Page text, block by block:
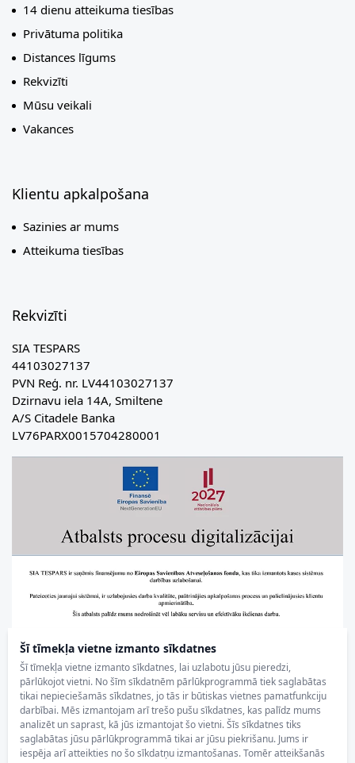
Šī tīmekļa vietne izmanto sīkdatnes
Šī tīmekļa vietne izmanto sīkdatnes, lai uzlabotu jūsu pieredzi,
pārlūkojot vietni. No šīm sīkdatnēm pārlūkprogrammā tiek saglabātas
tikai nepieciešamās sīkdatnes, jo tās ir būtiskas vietnes pamatfunkciju
darbībai. Mēs izmantojam arī trešo pušu sīkdatnes, kas palīdz mums
analizēt un saprast, kā jūs izmantojat šo vietni. Šīs sīkdatnes tiks
saglabātas jūsu pārlūkprogrammā tikai ar jūsu piekrišanu. Jums ir
iespēja arī atteikties no šo sīkdatņu izmantošanas. Tomēr atteikšanās
14 dienu atteikuma tiesības
Privātuma politika
Distances līgums
Rekvizīti
Mūsu veikali
Vakances
Klientu apkalpošana
Sazinies ar mums
Atteikuma tiesības
Rekvizīti
SIA TESPARS
44103027137
PVN Reģ. nr. LV44103027137
Dzirnavu iela 14A, Smiltene
A/S Citadele Banka
LV76PARX0015704280001